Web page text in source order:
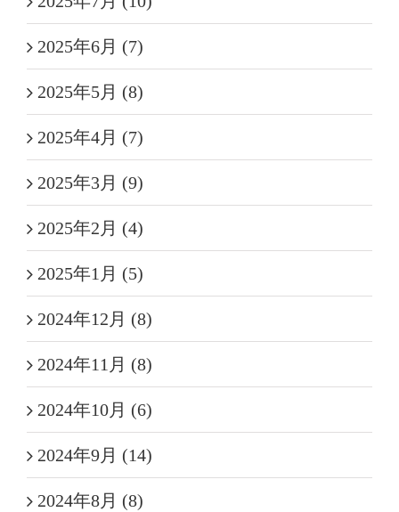
2025年6月 (7)
2025年5月 (8)
2025年4月 (7)
2025年3月 (9)
2025年2月 (4)
2025年1月 (5)
2024年12月 (8)
2024年11月 (8)
2024年10月 (6)
2024年9月 (14)
2024年8月 (8)